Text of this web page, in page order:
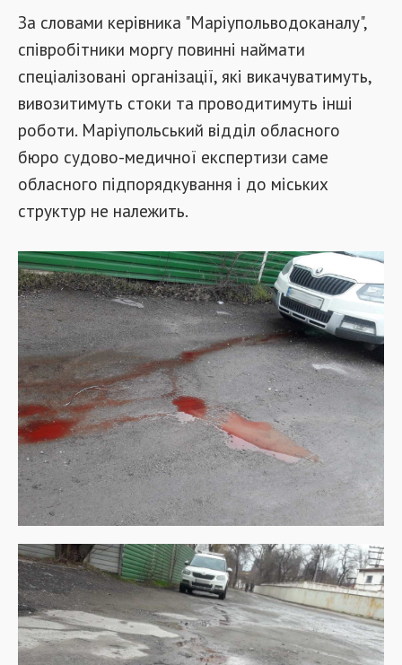
За словами керівника "Маріупольводоканалу",
співробітники моргу повинні наймати
спеціалізовані організації, які викачуватимуть,
вивозитимуть стоки та проводитимуть інші
роботи. Маріупольський відділ обласного
бюро судово-медичної експертизи саме
обласного підпорядкування і до міських
структур не належить.